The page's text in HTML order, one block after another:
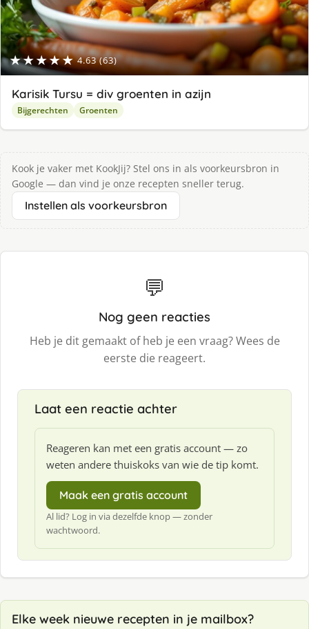
★★★★★ 4.63 (63)
Karisik Tursu = div groenten in azijn
Bijgerechten Groenten
Kook je vaker met KookJij? Stel ons in als voorkeursbron in
Google — dan vind je onze recepten sneller terug.
Instellen als voorkeursbron
💬
Nog geen reacties
Heb je dit gemaakt of heb je een vraag? Wees de
eerste die reageert.
Laat een reactie achter
Reageren kan met een gratis account — zo
weten andere thuiskoks van wie de tip komt.
Maak een gratis account
Al lid? Log in via dezelfde knop — zonder
wachtwoord.
Elke week nieuwe recepten in je mailbox?